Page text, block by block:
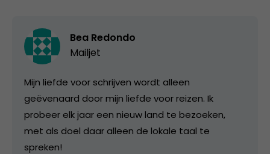
Bea Redondo
Mailjet
Mijn liefde voor schrijven wordt alleen
geëvenaard door mijn liefde voor reizen. Ik
probeer elk jaar een nieuw land te bezoeken,
met als doel daar alleen de lokale taal te
spreken!